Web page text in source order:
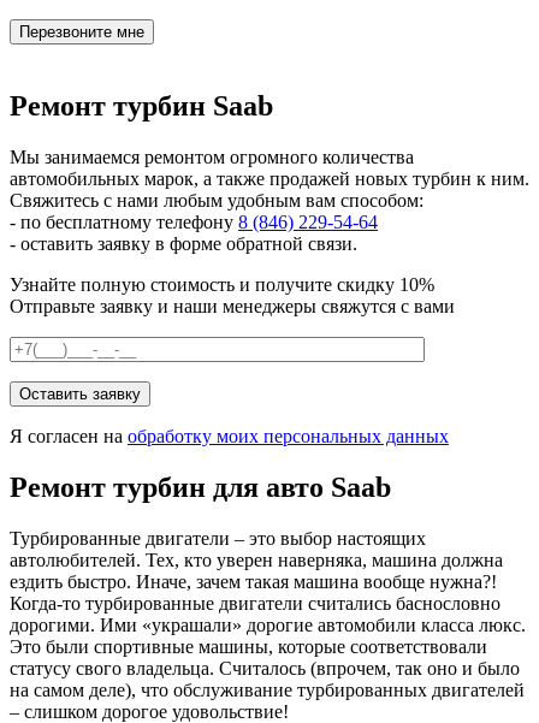
Перезвоните мне
Ремонт турбин Saab
Мы занимаемся ремонтом огромного количества
автомобильных марок, а также продажей новых турбин к ним.
Свяжитесь с нами любым удобным вам способом:
- по бесплатному телефону 8 (846) 229-54-64
- оставить заявку в форме обратной связи.
Узнайте полную стоимость и получите скидку 10%
Отправьте заявку и наши менеджеры свяжутся с вами
Я согласен на обработку моих персональных данных
Ремонт турбин для авто Saab
Турбированные двигатели – это выбор настоящих
автолюбителей. Тех, кто уверен наверняка, машина должна
ездить быстро. Иначе, зачем такая машина вообще нужна?!
Когда-то турбированные двигатели считались баснословно
дорогими. Ими «украшали» дорогие автомобили класса люкс.
Это были спортивные машины, которые соответствовали
статусу свого владельца. Считалось (впрочем, так оно и было
на самом деле), что обслуживание турбированных двигателей
– слишком дорогое удовольствие!